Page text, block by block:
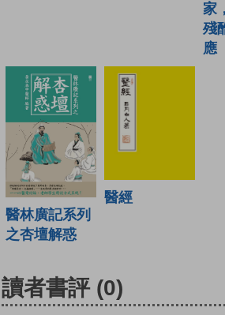
家
殘
應
醫林廣記系列
之杏壇解惑
醫經
讀者書評 (0)